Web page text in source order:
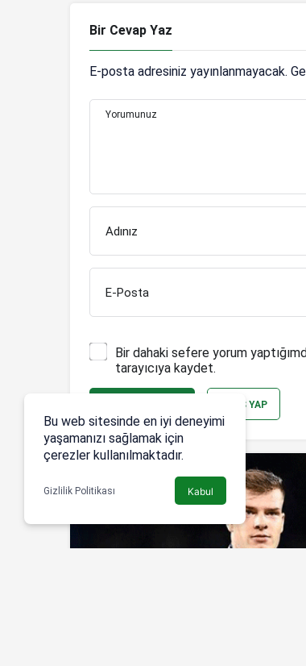
Bir Cevap Yaz
E-posta adresiniz yayınlanmayacak.
Yorumunuz
Adınız
E-Posta
Bir dahaki sefere yorum
tarayıcıya kaydet.
GIRIŞ YAP
Bu web sitesinde en iyi deneyimi
yaşamanızı sağlamak için
çerezler kullanılmaktadır.
Gizlilik Politikası Kabul